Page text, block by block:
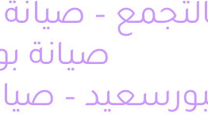
–
صيانة
–